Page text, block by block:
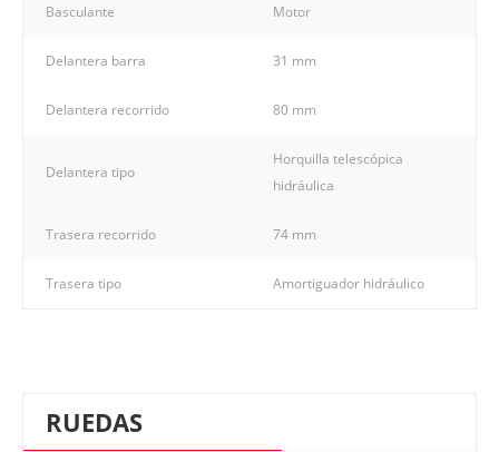
Basculante Motor
Delantera barra 31 mm
Delantera recorrido 80 mm
Delantera tipo
Horquilla telescópica
hidráulica
Trasera recorrido 74 mm
Trasera tipo Amortiguador hidráulico
RUEDAS